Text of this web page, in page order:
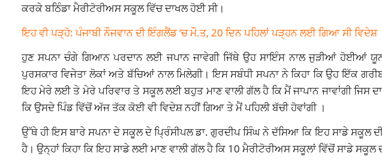
ਕਰਕੇ ਬਠਿੰਡਾ ਮੈਰੀਟੋਰੀਅਸ ਸਕੂਲ ਵਿੱਚ ਦਾਖਲ ਹੋਈ ਸੀ।
ਇਹ ਵੀ ਪੜ੍ਹੋ: ਪੰਜਾਬੀ ਨੌਜਵਾਨ ਦੀ ਇੰਗਲੈਂਡ ‘ਚ ਮੌ.ਤ, 20 ਦਿਨ ਪਹਿਲਾਂ ਪੜ੍ਹਨ ਲਈ ਗਿਆ ਸੀ ਵਿਦੇਸ਼
ਹੁਣ ਸਪਨਾ ਚੰਗੇ ਗਿਆਨ ਪਰਦਾਨ ਲਈ ਜਪਾਨ ਜਾਵੇਗੀ ਜਿੱਥੇ ਉਹ ਸਾਇੰਸ ਨਾਲ ਜੁੜੀਆਂ ਹੋਈਆਂ
ਪੁਰਸਕਾਰ ਵਿਜੇਤਾ ਲੋਕਾਂ ਅਤੇ ਬੱਚਿਆਂ ਨਾਲ ਮਿਲੇਗੀ। ਇਸ ਸਬੰਧੀ ਸਪਨਾ ਨੇ ਕਿਹਾ ਕਿ ਉਹ ਇੱਕ
ਇਹ ਮੇਰੇ ਲਈ ਤੇ ਮੇਰੇ ਪਰਿਵਾਰ ਤੇ ਸਕੂਲ ਲਈ ਬਹੁਤ ਮਾਣ ਵਾਲੀ ਗੱਲ ਹੈ ਕਿ ਮੈਂ ਜਾਪਾਨ ਜਾਵਾਂਗੀ ਜਿਸ
ਕਿ ਉਸਦੇ ਪਿੰਡ ਵਿੱਚੋਂ ਅੱਜ ਤੱਕ ਕੋਈ ਵੀ ਵਿਦੇਸ਼ ਨਹੀਂ ਗਿਆ ਤੇ ਮੈਂ ਪਹਿਲੀ ਬੱਚੀ ਹੋਵਾਂਗੀ ।
ਉੱਥੇ ਹੀ ਇਸ ਬਾਰੇ ਸਪਨਾ ਦੇ ਸਕੂਲ ਦੇ ਪ੍ਰਿੰਸੀਪਲ ਡਾ. ਗੁਰਦੀਪ ਸਿੰਘ ਨੇ ਦੱਸਿਆ ਕਿ ਇਹ ਸਾਡੇ ਸਕੂਲ
ਹੈ। ਉਨ੍ਹਾਂ ਕਿਹਾ ਕਿ ਇਹ ਸਾਡੇ ਲਈ ਮਾਣ ਵਾਲੀ ਗੱਲ ਹੈ ਕਿ 10 ਮੈਰੀਟੋਰੀਅਸ ਸਕੂਲਾਂ ਵਿੱਚੋਂ ਸਾਡੇ